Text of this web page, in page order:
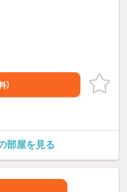
）
部屋を見る